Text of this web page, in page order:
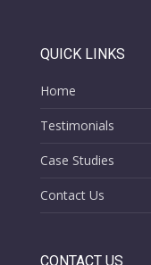
QUICK LINKS
Home
Testimonials
Case Studies
Contact Us
CONTACT US